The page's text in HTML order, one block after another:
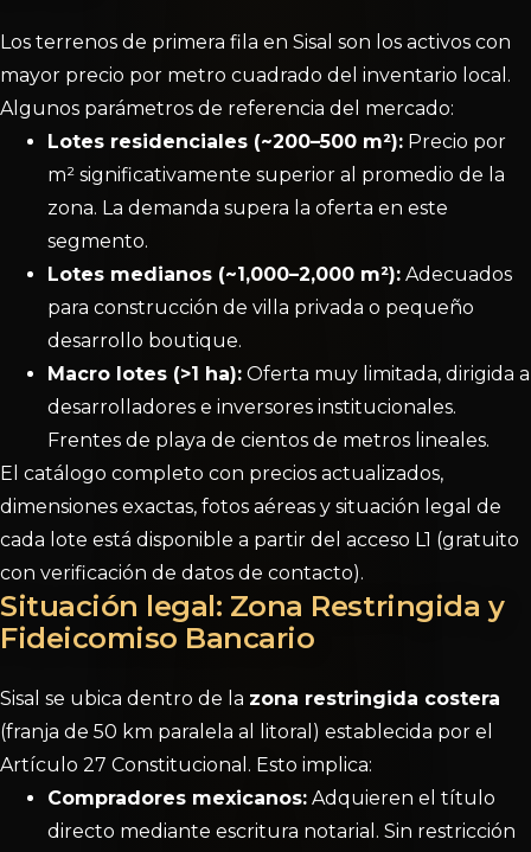
Los terrenos de primera fila en Sisal son los activos con
mayor precio por metro cuadrado del inventario local.
Algunos parámetros de referencia del mercado:
Lotes residenciales (~200–500 m²): Precio por
m² significativamente superior al promedio de la
zona. La demanda supera la oferta en este
segmento.
Lotes medianos (~1,000–2,000 m²): Adecuados
para construcción de villa privada o pequeño
desarrollo boutique.
Macro lotes (>1 ha): Oferta muy limitada, dirigida a
desarrolladores e inversores institucionales.
Frentes de playa de cientos de metros lineales.
El catálogo completo con precios actualizados,
dimensiones exactas, fotos aéreas y situación legal de
cada lote está disponible a partir del acceso L1 (gratuito
con verificación de datos de contacto).
Situación legal: Zona Restringida y
Fideicomiso Bancario
Sisal se ubica dentro de la zona restringida costera
(franja de 50 km paralela al litoral) establecida por el
Artículo 27 Constitucional. Esto implica:
Compradores mexicanos: Adquieren el título
directo mediante escritura notarial. Sin restricción